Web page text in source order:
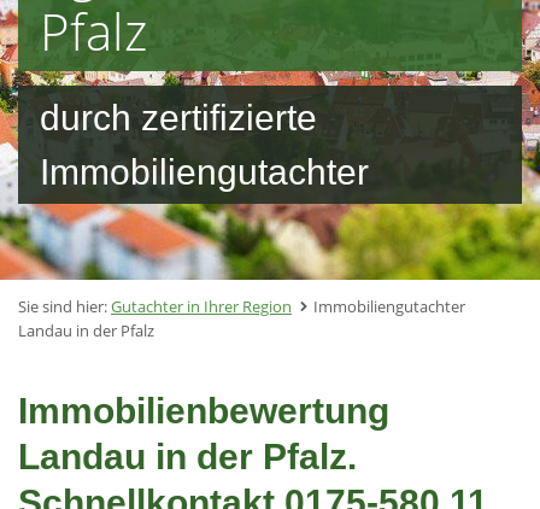
Pfalz
durch zertifizierte
Immobiliengutachter
Sie sind hier:Gutachter in Ihrer Region
Immobiliengutachter
Landau in der Pfalz
Immobilienbewertung
Landau in der Pfalz.